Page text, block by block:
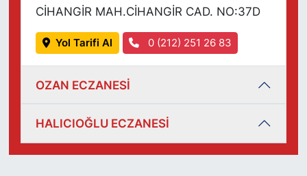
CİHANGİR MAH.CİHANGİR CAD. NO:37D
Yol Tarifi Al 0 (212) 251 26 83
OZAN ECZANESİ
HALICIOĞLU ECZANESİ